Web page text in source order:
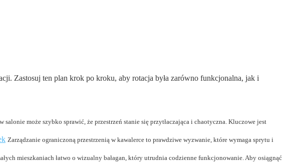
Zastosuj ten plan krok po kroku, aby rotacja była zarówno funkcjonalna, jak i
salonie może szybko sprawić, że przestrzeń stanie się przytłaczająca i chaotyczna. Kluczowe jest
Zarządzanie ograniczoną przestrzenią w kawalerce to prawdziwe wyzwanie, które wymaga sprytu i
mieszkaniach łatwo o wizualny bałagan, który utrudnia codzienne funkcjonowanie. Aby osiągnąć